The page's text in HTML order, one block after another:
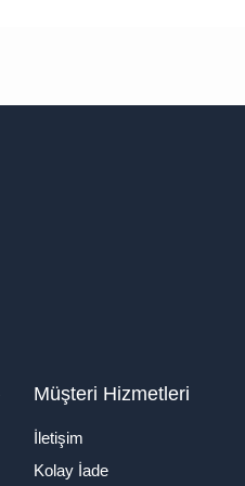
Müşteri Hizmetleri
İletişim
Kolay İade